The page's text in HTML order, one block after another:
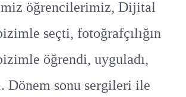
öğrencilerimiz, Dijital
seçti, fotoğrafçılığın
öğrendi, uyguladı,
Dönem sonu sergileri ile